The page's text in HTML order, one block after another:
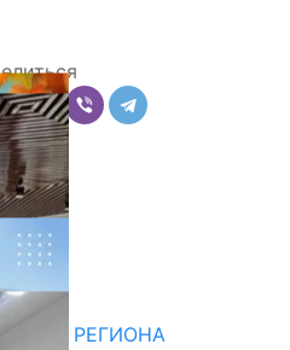
РЕГИОНА